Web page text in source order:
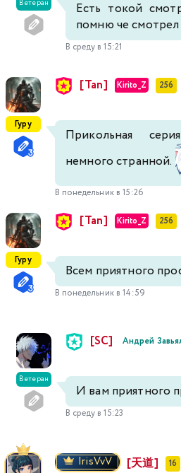
Ветеран
Есть токой
помню че смотрел
В среду в 15:21
Гуру
[Tan] Kirito_Z 256
Прикольная
немного странной.
В понедельник в 15:26
Гуру
[Tan] Kirito_Z 256
Всем приятного
В понедельник в 14:59
Ветеран
[SC] Андрей
И вам приятного
В среду в 15:23
IrisVvV [天道] 16